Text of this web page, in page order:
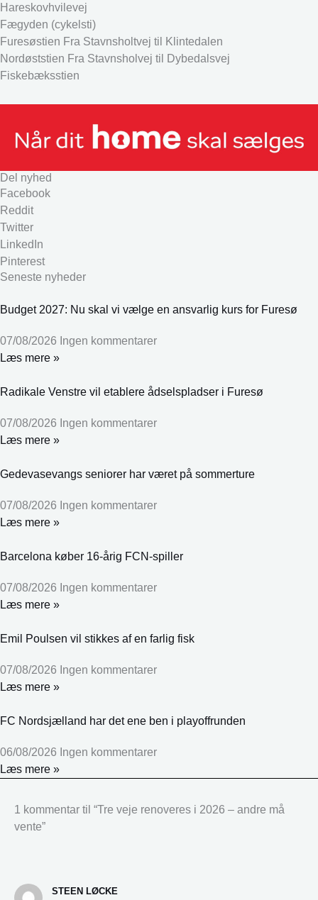
Hareskovhvilevej
Fægyden (cykelsti)
Furesøstien Fra Stavnsholtvej til Klintedalen
Nordøststien Fra Stavnsholvej til Dybedalsvej
Fiskebæksstien
Del nyhed
Facebook
Reddit
Twitter
LinkedIn
Pinterest
Seneste nyheder
Budget 2027: Nu skal vi vælge en ansvarlig kurs for Furesø
07/08/2026 Ingen kommentarer
Læs mere »
Radikale Venstre vil etablere ådselspladser i Furesø
07/08/2026 Ingen kommentarer
Læs mere »
Gedevasevangs seniorer har været på sommerture
07/08/2026 Ingen kommentarer
Læs mere »
Barcelona køber 16-årig FCN-spiller
07/08/2026 Ingen kommentarer
Læs mere »
Emil Poulsen vil stikkes af en farlig fisk
07/08/2026 Ingen kommentarer
Læs mere »
FC Nordsjælland har det ene ben i playoffrunden
06/08/2026 Ingen kommentarer
Læs mere »
1 kommentar til “Tre veje renoveres i 2026 – andre må
vente”
STEEN LØCKE